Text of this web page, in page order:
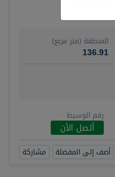
المنطقة (متر مربع)
136.91
رقم الوسيط
أتصل الأن
أضف إلى المفضلة مشاركة